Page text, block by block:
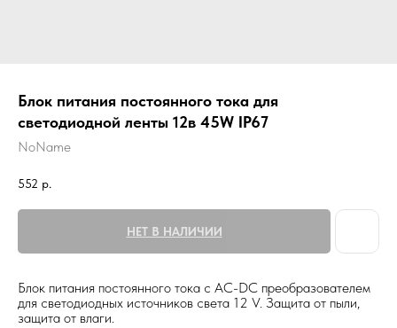
Блок питания постоянного тока для
светодиодной ленты 12в 45W IP67
NoName
552 р.
НЕТ В НАЛИЧИИ
Блок питания постоянного тока с AC-DC преобразователем
для светодиодных источников света 12 V. Защита от пыли,
защита от влаги.